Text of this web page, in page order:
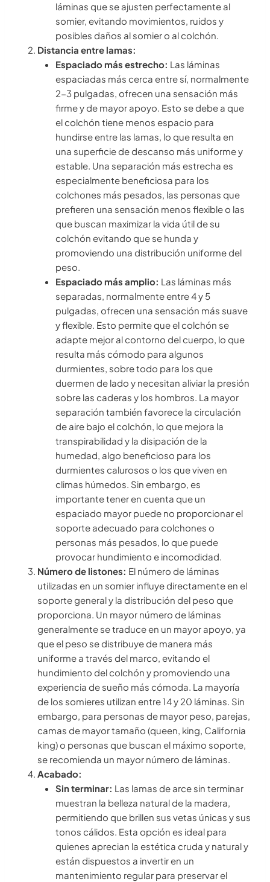
láminas que se ajusten perfectamente al
somier, evitando movimientos, ruidos y
posibles daños al somier o al colchón.
Distancia entre lamas:
Espaciado más estrecho: Las láminas
espaciadas más cerca entre sí, normalmente
2-3 pulgadas, ofrecen una sensación más
firme y de mayor apoyo. Esto se debe a que
el colchón tiene menos espacio para
hundirse entre las lamas, lo que resulta en
una superficie de descanso más uniforme y
estable. Una separación más estrecha es
especialmente beneficiosa para los
colchones más pesados, las personas que
prefieren una sensación menos flexible o las
que buscan maximizar la vida útil de su
colchón evitando que se hunda y
promoviendo una distribución uniforme del
peso.
Espaciado más amplio: Las láminas más
separadas, normalmente entre 4 y 5
pulgadas, ofrecen una sensación más suave
y flexible. Esto permite que el colchón se
adapte mejor al contorno del cuerpo, lo que
resulta más cómodo para algunos
durmientes, sobre todo para los que
duermen de lado y necesitan aliviar la presión
sobre las caderas y los hombros. La mayor
separación también favorece la circulación
de aire bajo el colchón, lo que mejora la
transpirabilidad y la disipación de la
humedad, algo beneficioso para los
durmientes calurosos o los que viven en
climas húmedos. Sin embargo, es
importante tener en cuenta que un
espaciado mayor puede no proporcionar el
soporte adecuado para colchones o
personas más pesados, lo que puede
provocar hundimiento e incomodidad.
Número de listones: El número de láminas
utilizadas en un somier influye directamente en el
soporte general y la distribución del peso que
proporciona. Un mayor número de láminas
generalmente se traduce en un mayor apoyo, ya
que el peso se distribuye de manera más
uniforme a través del marco, evitando el
hundimiento del colchón y promoviendo una
experiencia de sueño más cómoda. La mayoría
de los somieres utilizan entre 14 y 20 láminas. Sin
embargo, para personas de mayor peso, parejas,
camas de mayor tamaño (queen, king, California
king) o personas que buscan el máximo soporte,
se recomienda un mayor número de láminas.
Acabado:
Sin terminar: Las lamas de arce sin terminar
muestran la belleza natural de la madera,
permitiendo que brillen sus vetas únicas y sus
tonos cálidos. Esta opción es ideal para
quienes aprecian la estética cruda y natural y
están dispuestos a invertir en un
mantenimiento regular para preservar el